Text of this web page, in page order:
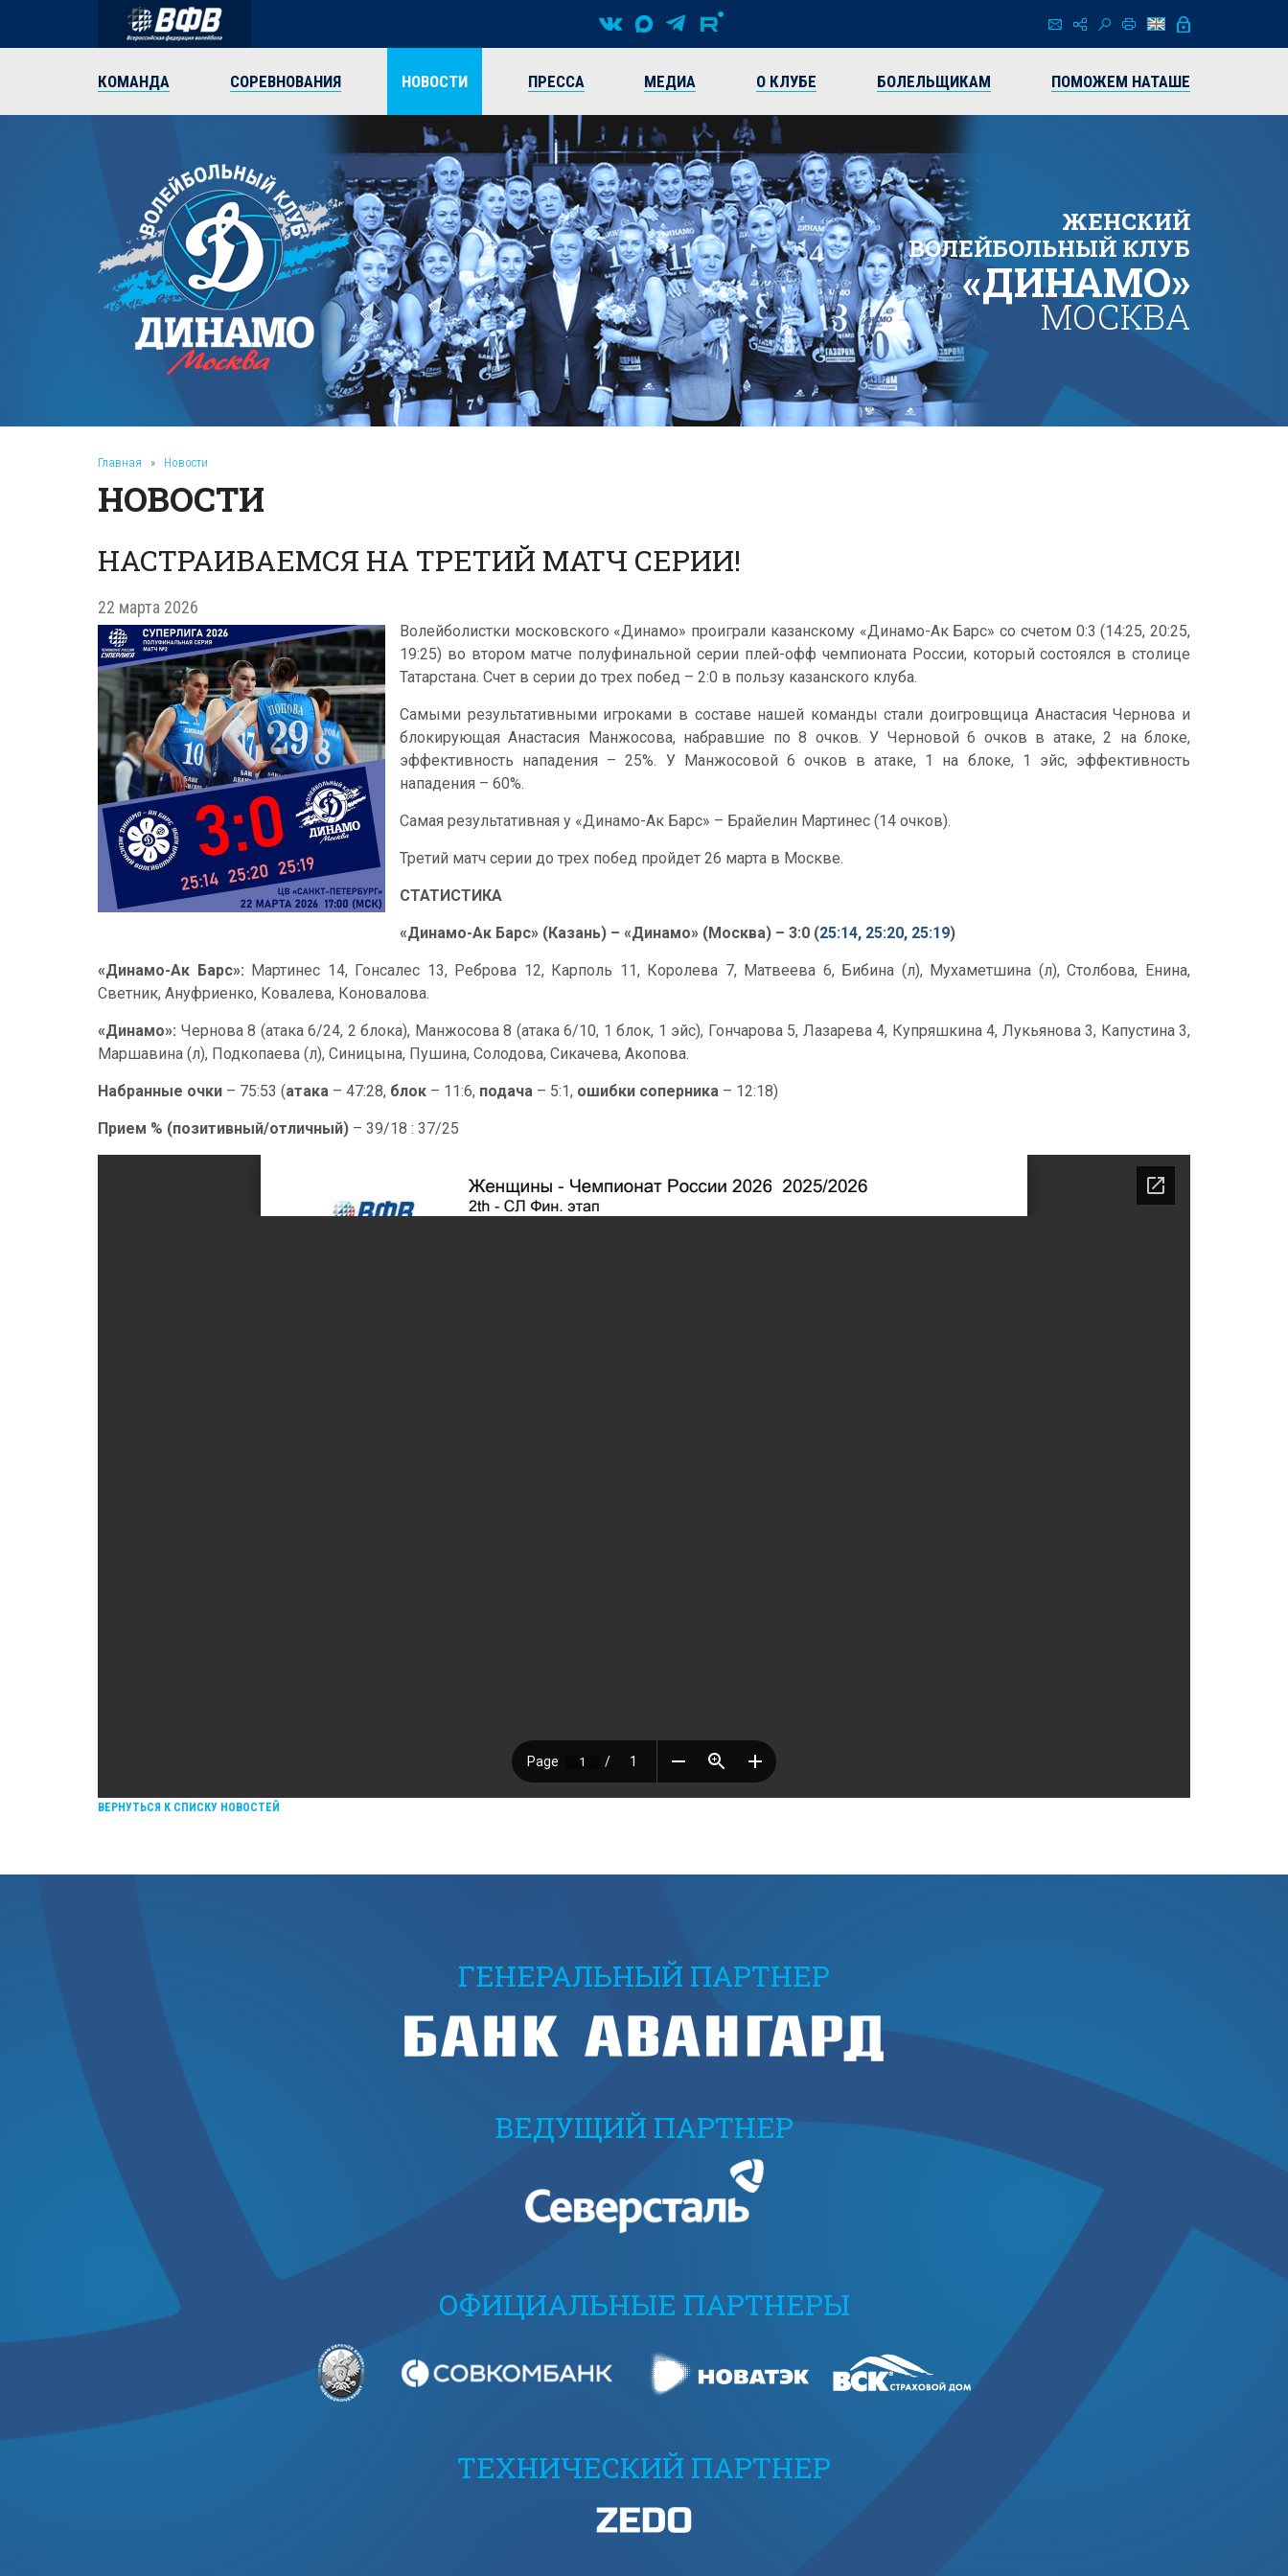
КОМАНДА СОРЕВНОВАНИЯ НОВОСТИ ПРЕССА МЕДИА О КЛУБЕ БОЛЕЛЬЩИКАМ ПОМОЖЕМ НАТАШЕ
ЖЕНСКИЙ
ВОЛЕЙБОЛЬНЫЙ КЛУБ
«ДИНАМО»
МОСКВА
Главная » Новости
НОВОСТИ
НАСТРАИВАЕМСЯ НА ТРЕТИЙ МАТЧ СЕРИИ!
22 марта 2026
Волейболистки московского «Динамо» проиграли казанскому «Динамо-Ак Барс» со счетом 0:3 (14:25, 20:25,
19:25) во втором матче полуфинальной серии плей-офф чемпионата России, который состоялся в столице
Татарстана. Счет в серии до трех побед – 2:0 в пользу казанского клуба.
Самыми результативными игроками в составе нашей команды стали доигровщица Анастасия Чернова и
блокирующая Анастасия Манжосова, набравшие по 8 очков. У Черновой 6 очков в атаке, 2 на блоке,
эффективность нападения – 25%. У Манжосовой 6 очков в атаке, 1 на блоке, 1 эйс, эффективность
нападения – 60%.
Самая результативная у «Динамо-Ак Барс» – Брайелин Мартинес (14 очков).
Третий матч серии до трех побед пройдет 26 марта в Москве.
СТАТИСТИКА
«Динамо-Ак Барс» (Казань) – «Динамо» (Москва) – 3:0 (25:14, 25:20, 25:19)
«Динамо-Ак Барс»: Мартинес 14, Гонсалес 13, Реброва 12, Карполь 11, Королева 7, Матвеева 6, Бибина (л), Мухаметшина (л), Столбова, Енина,
Светник, Ануфриенко, Ковалева, Коновалова.
«Динамо»: Чернова 8 (атака 6/24, 2 блока), Манжосова 8 (атака 6/10, 1 блок, 1 эйс), Гончарова 5, Лазарева 4, Купряшкина 4, Лукьянова 3, Капустина 3,
Маршавина (л), Подкопаева (л), Синицына, Пушина, Солодова, Сикачева, Акопова.
Набранные очки – 75:53 (атака – 47:28, блок – 11:6, подача – 5:1, ошибки соперника – 12:18)
Прием % (позитивный/отличный) – 39/18 : 37/25
ВЕРНУТЬСЯ К СПИСКУ НОВОСТЕЙ
ГЕНЕРАЛЬНЫЙ ПАРТНЕР
ВЕДУЩИЙ ПАРТНЕР
ОФИЦИАЛЬНЫЕ ПАРТНЕРЫ
ТЕХНИЧЕСКИЙ ПАРТНЕР